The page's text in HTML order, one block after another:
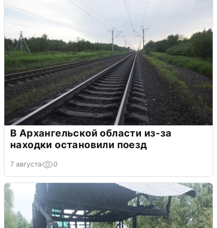
В Архангельской области из-за
находки остановили поезд
7 августа 0